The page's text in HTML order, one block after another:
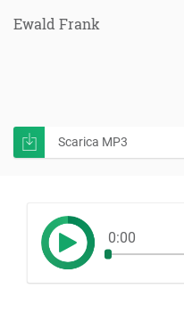
Ewald Frank
Scarica MP3
0:00